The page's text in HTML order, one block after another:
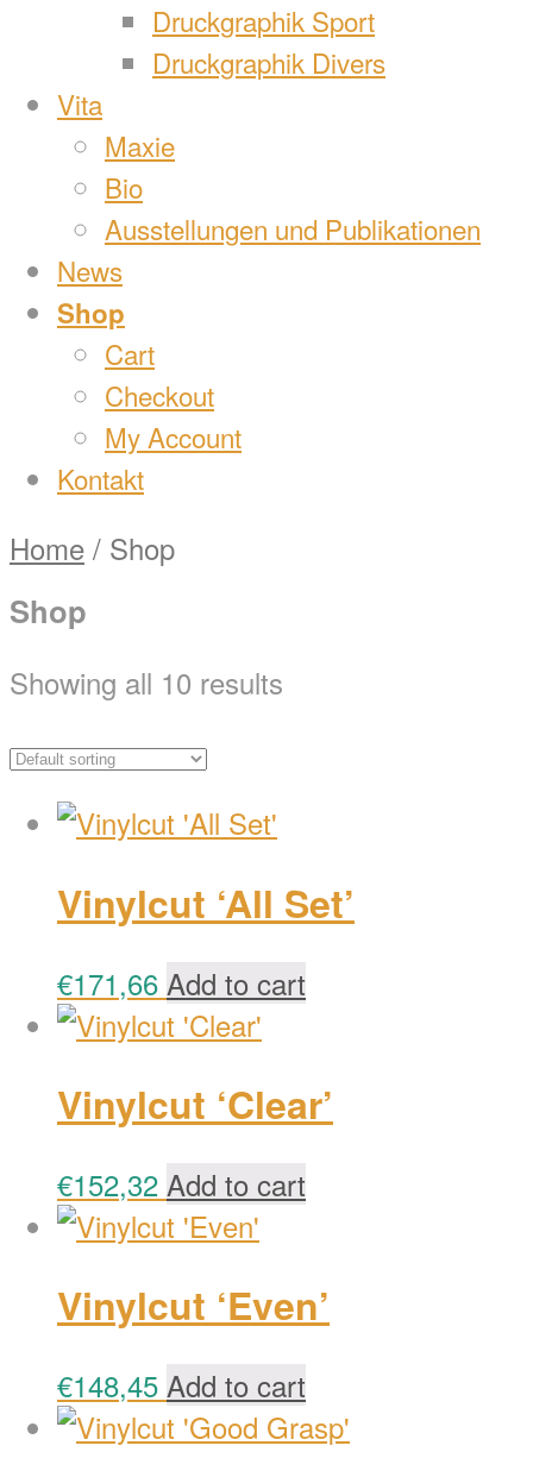
Druckgraphik Sport
Druckgraphik Divers
Vita
Maxie
Bio
Ausstellungen und Publikationen
News
Shop
Cart
Checkout
My Account
Kontakt
Home / Shop
Shop
Showing all 10 results
Vinylcut ‘All Set’
€171,66 Add to cart
Vinylcut ‘Clear’
€152,32 Add to cart
Vinylcut ‘Even’
€148,45 Add to cart